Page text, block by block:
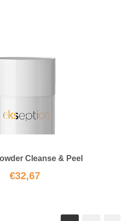
Cleanse & Peel
€32,67